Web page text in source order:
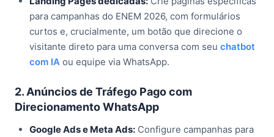
para campanhas do ENEM 2026, com formulários
curtos e, crucialmente, um botão que direcione o
visitante direto para uma conversa com seu chatbot
com IA ou equipe via WhatsApp.
2. Anúncios de Tráfego Pago com
Direcionamento WhatsApp
Google Ads e Meta Ads: Configure campanhas para